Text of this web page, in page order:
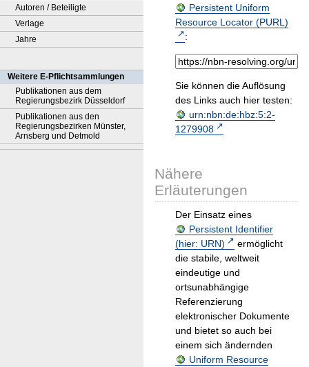
Autoren / Beteiligte
Verlage
Jahre
Weitere E-Pflichtsammlungen
Publikationen aus dem
Regierungsbezirk Düsseldorf
Publikationen aus den
Regierungsbezirken Münster,
Arnsberg und Detmold
Persistent Uniform
Resource Locator (PURL)
:
Sie können die Auflösung
des Links auch hier testen:
urn:nbn:de:hbz:5:2-
1279908
Nähere
Erläuterungen
Der Einsatz eines
Persistent Identifier
(hier: URN)
ermöglicht
die stabile, weltweit
eindeutige und
ortsunabhängige
Referenzierung
elektronischer Dokumente
und bietet so auch bei
einem sich ändernden
Uniform Resource